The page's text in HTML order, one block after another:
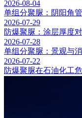
2026-08-04
单组分聚脲：阴阳角
2026-07-29
防爆聚脲：涂层厚度
2026-07-28
单组分聚脲：景观与
2026-07-22
防爆聚脲在石油化工